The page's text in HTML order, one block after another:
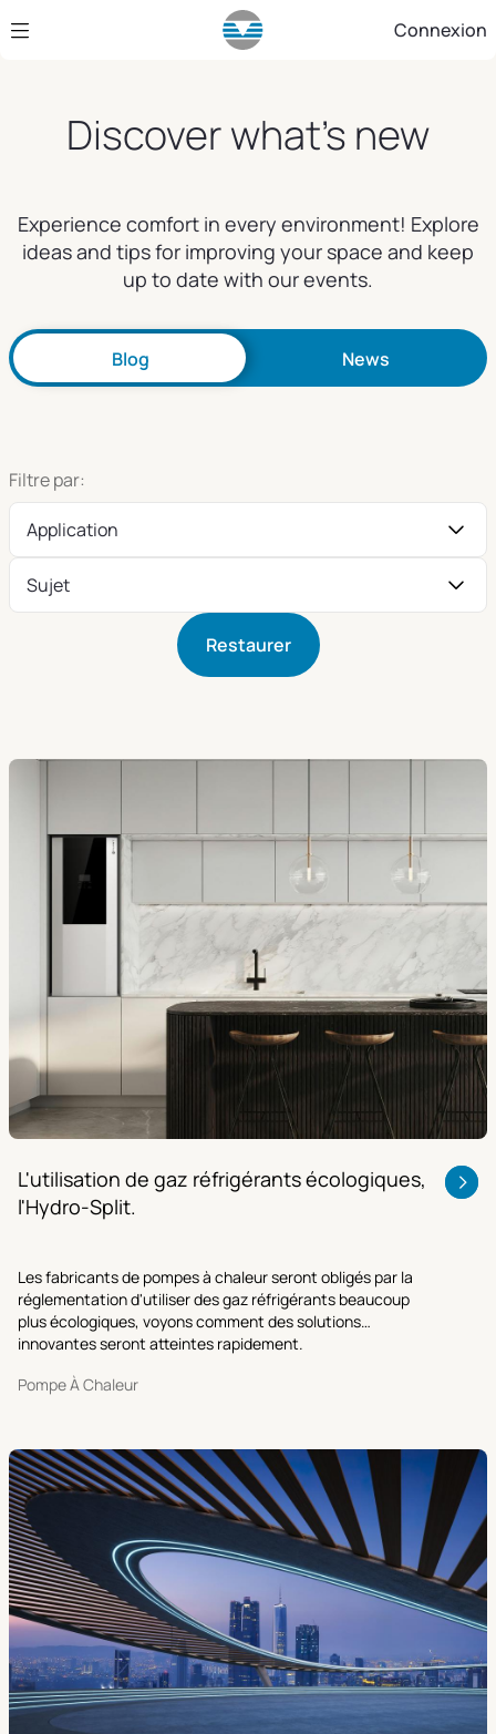
Saut au contenu principal Connexion
Discover what's new
Experience comfort in every environment! Explore
ideas and tips for improving your space and keep
up to date with our events.
Blog News
Filtre par:
Application
Sujet
Restaurer
L'utilisation de gaz réfrigérants écologiques,
l'Hydro-Split.
Les fabricants de pompes à chaleur seront obligés par la
réglementation d'utiliser des gaz réfrigérants beaucoup
plus écologiques, voyons comment des solutions
innovantes seront atteintes rapidement.
Pompe À Chaleur